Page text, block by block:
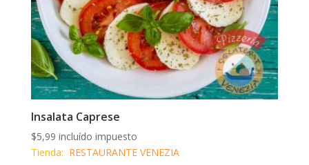
Insalata Caprese
$5,99 incluído impuesto
Tienda: RESTAURANTE VENEZIA